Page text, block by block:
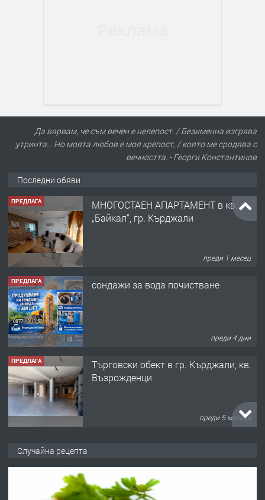
Да вярвам, че съм вечен е нелепост. / Безименна изгрява
утринта... Но моята любов е моя крепост, / която ме сродява с
вечността. - Георги Константинов
Последни обяви
ПРЕДЛАГА
МНОГОСТАЕН АПАРТАМЕНТ в кв.
„Байкал“, гр. Кърджали
преди 1 месец
ПРЕДЛАГА сондажи за вода почистване
преди 4 дни
ПРЕДЛАГА
Tърговски обект в гр. Кърджали, кв.
Възрожденци
преди 5 месеца
Случайна рецепта